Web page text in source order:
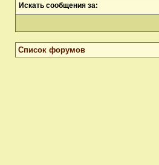
Искать сообщения за:
Список форумов